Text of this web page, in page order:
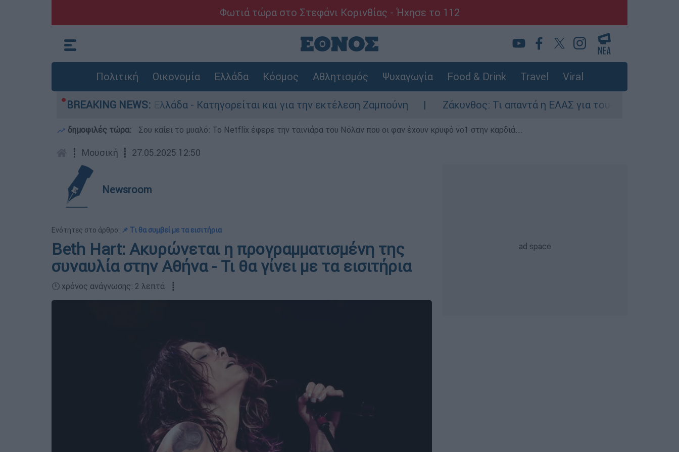
Φωτιά τώρα στο Στεφάνι Κορινθίας - Ήχησε το 112
Πολιτική Οικονομία Ελλάδα Κόσμος Αθλητισμός Ψυχαγωγία Food & Drink Travel Viral
BREAKING NEWS:
ανθρωποκτονίες στην Ελλάδα - Κατηγορείται και για την εκτέλεση Ζαμπούνη Ζάκυνθος: Τι απαντά η ΕΛΑΣ για τους 8 βιασμούς
δημοφιλές τώρα: Σου καίει το μυαλό: Το Netflix έφερε την ταινιάρα του Νόλαν που οι φαν έχουν κρυφό νο1 στην καρδιά...
┋ Μουσική ┋ 27.05.2025 12:50
Newsroom
Ενότητες στο άρθρο: 📌 Τι θα συμβεί με τα εισιτήρια
Beth Hart: Ακυρώνεται η προγραμματισμένη της
συναυλία στην Αθήνα - Τι θα γίνει με τα εισιτήρια
🕛 χρόνος ανάγνωσης: 2 λεπτά ┋